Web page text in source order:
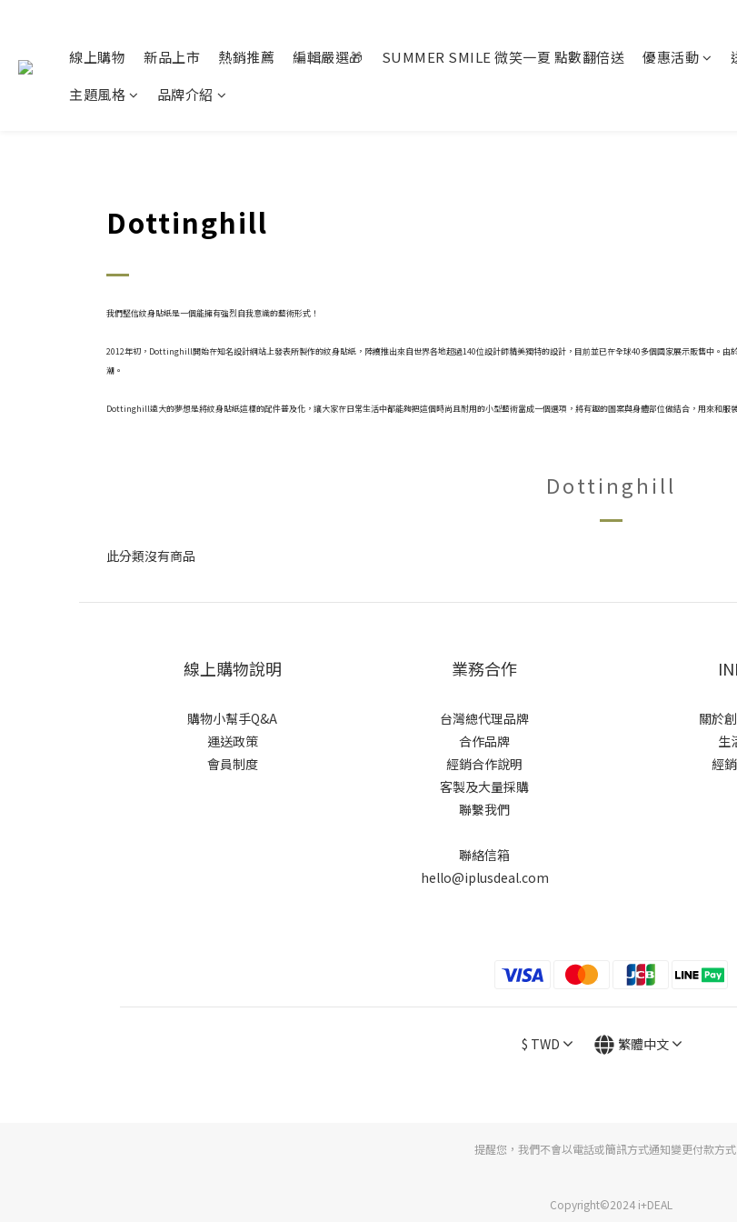
線上購物 新品上市 熱銷推薦 編輯嚴選🎁 SUMMER SMILE 微笑一夏 點數翻倍送 優惠活動
主題風格
品牌介紹
Dottinghill
我們堅信紋身貼紙是一個能擁有強烈自我意識的藝術形式！
2012年初，Dottinghill開始在知名設計網站上發表所製作的紋身貼紙，陸續推出來自世界各地超過140位設計師精美獨特的設計，目前並已在全球40多個國家展示販售中。
潮。
Dottinghill遠大的夢想是將紋身貼紙這樣的配件普及化，讓大家在日常生活中都能夠把這個時尚且耐用的小型藝術當成一個選項，將有趣的圖案與身體部位做結合，用來和服
Dottinghill
此分類沒有商品
線上購物說明
購物小幫手Q&A
運送政策
會員制度
業務合作
台灣總代理品牌
合作品牌
經銷合作說明
客製及大量採購
聯繫我們
聯絡信箱
hello@iplusdeal.com
關於
生
經
$ TWD 繁體中文
提醒您，我們不會以電話或簡訊方式通知變更付款方式
Copyright©2024 i+DEAL